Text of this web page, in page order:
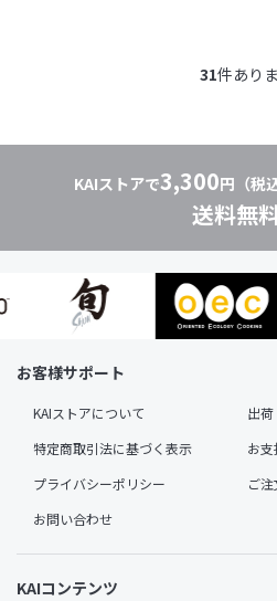
31件あり
KAIストアで3,300円（税
送料無
お客様サポート
KAIストアについて
出
特定商取引法に基づく表示
お
プライバシーポリシー
ご
お問い合わせ
KAIコンテンツ